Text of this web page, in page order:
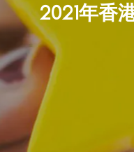
2021年香
奖项及殊荣
2021